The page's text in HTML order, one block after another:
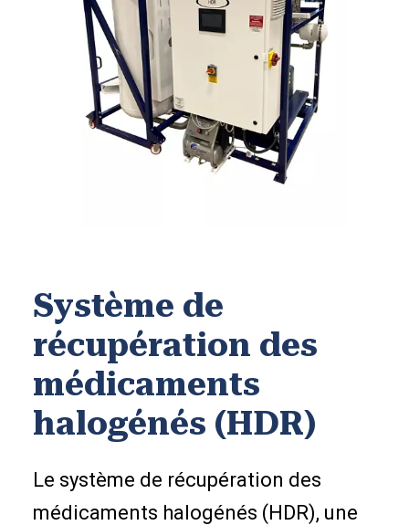
Système de
récupération des
médicaments
halogénés (HDR)
Le système de récupération des
médicaments halogénés (HDR), une